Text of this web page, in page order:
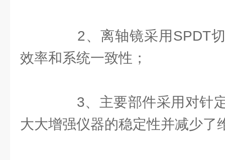
2、离轴镜采用SPDT切
效率和系统一致性；
3、主要部件采用对针定
大大增强仪器的稳定性并减少了